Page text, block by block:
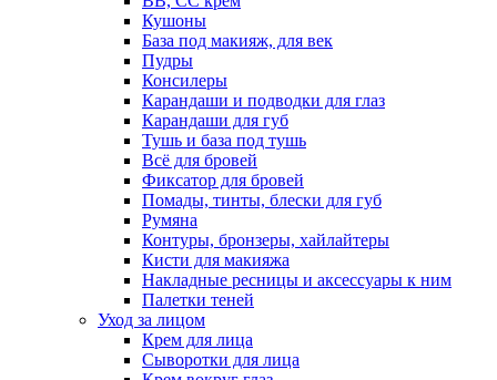
Кушоны
База под макияж, для век
Пудры
Консилеры
Карандаши и подводки для глаз
Карандаши для губ
Тушь и база под тушь
Всё для бровей
Фиксатор для бровей
Помады, тинты, блески для губ
Румяна
Контуры, бронзеры, хайлайтеры
Кисти для макияжа
Накладные ресницы и аксессуары к ним
Палетки теней
Уход за лицом
Крем для лица
Сыворотки для лица